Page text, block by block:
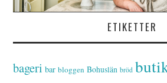
ETIKETTER
bageri bar bloggen Bohuslän bröd